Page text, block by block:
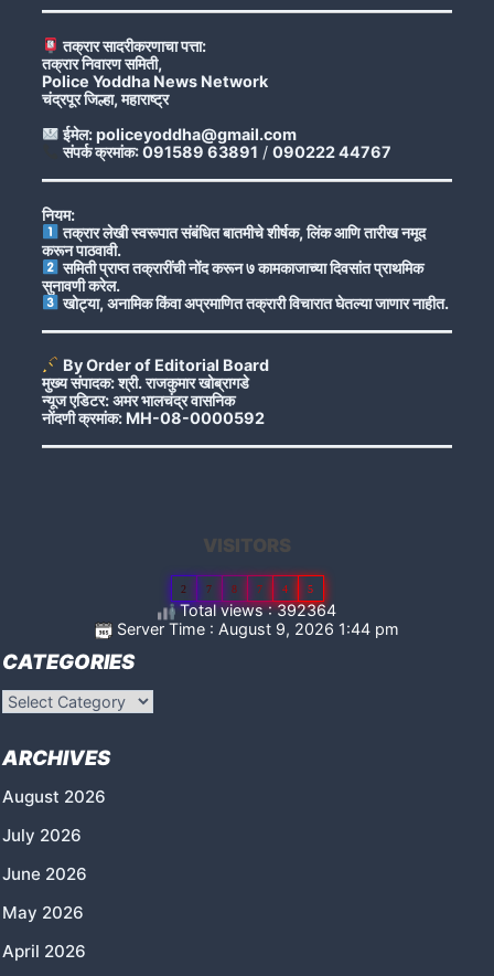
तक्रार सादरीकरणाचा पत्ता:
तक्रार निवारण समिती,
Police Yoddha News Network
चंद्रपूर जिल्हा, महाराष्ट्र
ईमेल: policeyoddha@gmail.com
संपर्क क्रमांक: 091589 63891 / 090222 44767
नियम:
तक्रार लेखी स्वरूपात संबंधित बातमीचे शीर्षक, लिंक आणि तारीख नमूद
करून पाठवावी.
समिती प्राप्त तक्रारींची नोंद करून ७ कामकाजाच्या दिवसांत प्राथमिक
सुनावणी करेल.
खोट्या, अनामिक किंवा अप्रमाणित तक्रारी विचारात घेतल्या जाणार नाहीत.
By Order of Editorial Board
मुख्य संपादक: श्री. राजकुमार खोब्रागडे
न्यूज एडिटर: अमर भालचंद्र वासनिक
नोंदणी क्रमांक: MH-08-0000592
VISITORS
2 7 8 7 4 5
Total views : 392364
Server Time : August 9, 2026 1:44 pm
CATEGORIES
Categories
ARCHIVES
August 2026
July 2026
June 2026
May 2026
April 2026